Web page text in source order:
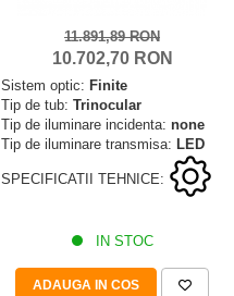
11.891,89 RON
10.702,70 RON
Sistem optic: Finite
Tip de tub: Trinocular
Tip de iluminare incidenta: none
Tip de iluminare transmisa: LED
SPECIFICATII TEHNICE:
IN STOC
ADAUGA IN COS